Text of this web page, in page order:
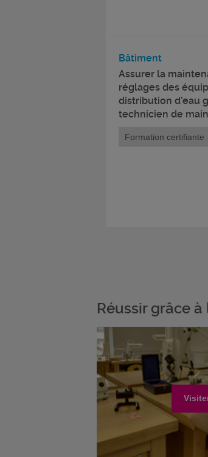
Bâtiment
Assurer la
réglages des
distribution d’eau
technicien de
Formation certifiante
Réussir grâce à